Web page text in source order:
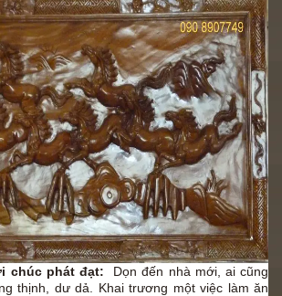
chúc phát đạt: Dọn đến nhà mới, ai cũng
thịnh, dư dả. Khai trương một việc làm ăn